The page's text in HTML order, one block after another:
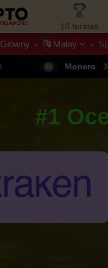
10 teratas
Główny > Malay >
Monero 307.14 –
#1